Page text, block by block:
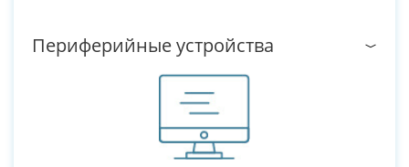
Периферийные устройства